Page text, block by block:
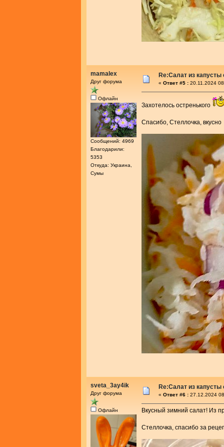
mamalex
Друг форума
Офлайн
Сообщений: 4969
Благодарили:
5353
Откуда: Украина,
Сумы
Re:Салат из
« Ответ #5 : 20.11.2024
Захотелось остренького
Спасибо, Стеллочка, вкусно
sveta_3ay4ik
Друг форума
Офлайн
Re:Салат из
« Ответ #6 : 27.12.2024
Вкусный зимний салат! Из
Стеллочка, спасибо за